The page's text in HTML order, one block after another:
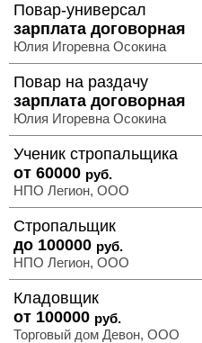
Повар-универсал
зарплата договорная
Юлия Игоревна Осокина
Повар на раздачу
зарплата договорная
Юлия Игоревна Осокина
Ученик стропальщика
от 60000 руб.
НПО Легион, ООО
Стропальщик
до 100000 руб.
НПО Легион, ООО
Кладовщик
от 100000 руб.
Торговый дом Девон, ООО